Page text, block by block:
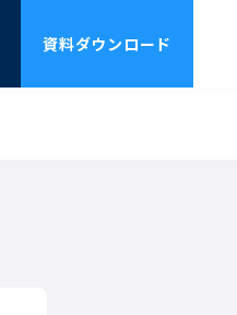
資料ダウンロード